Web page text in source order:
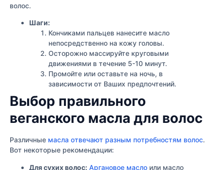
волос.
Шаги:
Кончиками пальцев нанесите масло
непосредственно на кожу головы.
Осторожно массируйте круговыми
движениями в течение 5-10 минут.
Промойте или оставьте на ночь, в
зависимости от Ваших предпочтений.
Выбор правильного
веганского масла для волос
Различные масла отвечают разным потребностям волос.
Вот некоторые рекомендации:
Для сухих волос: Аргановое масло или масло